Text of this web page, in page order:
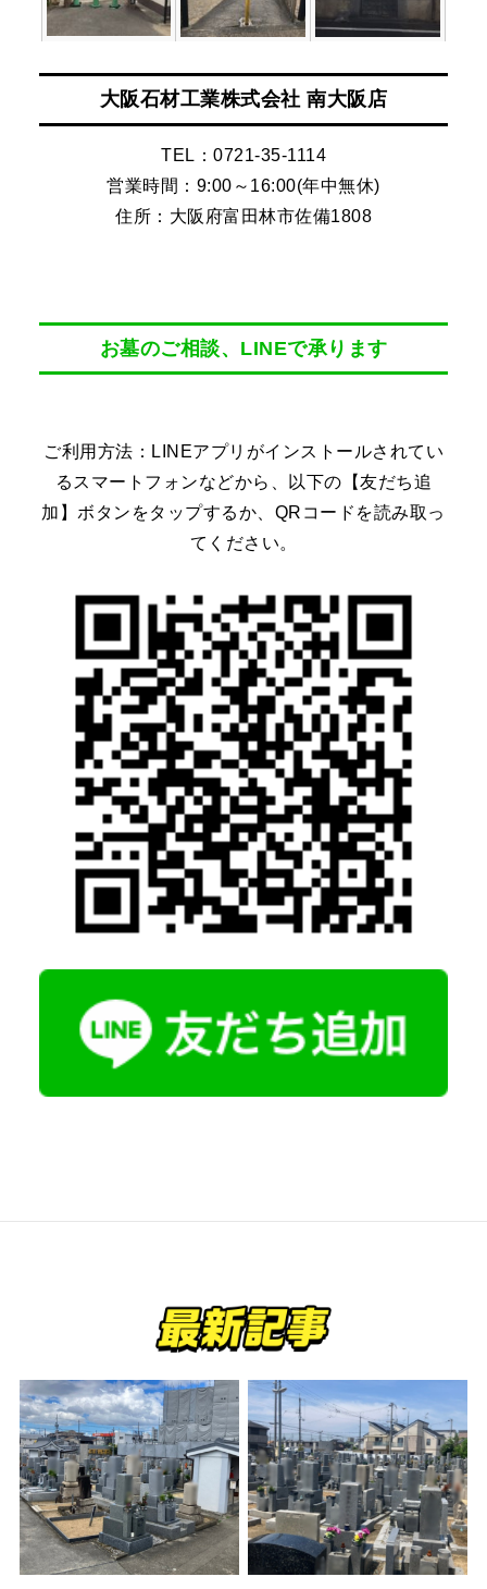
大阪石材工業株式会社 南大阪店
TEL：0721-35-1114
営業時間：9:00～16:00(年中無休)
住所：大阪府富田林市佐備1808
お墓のご相談、LINEで承ります
ご利用方法：LINEアプリがインストールされてい
るスマートフォンなどから、以下の【友だち追
加】ボタンをタップするか、QRコードを読み取っ
てください。